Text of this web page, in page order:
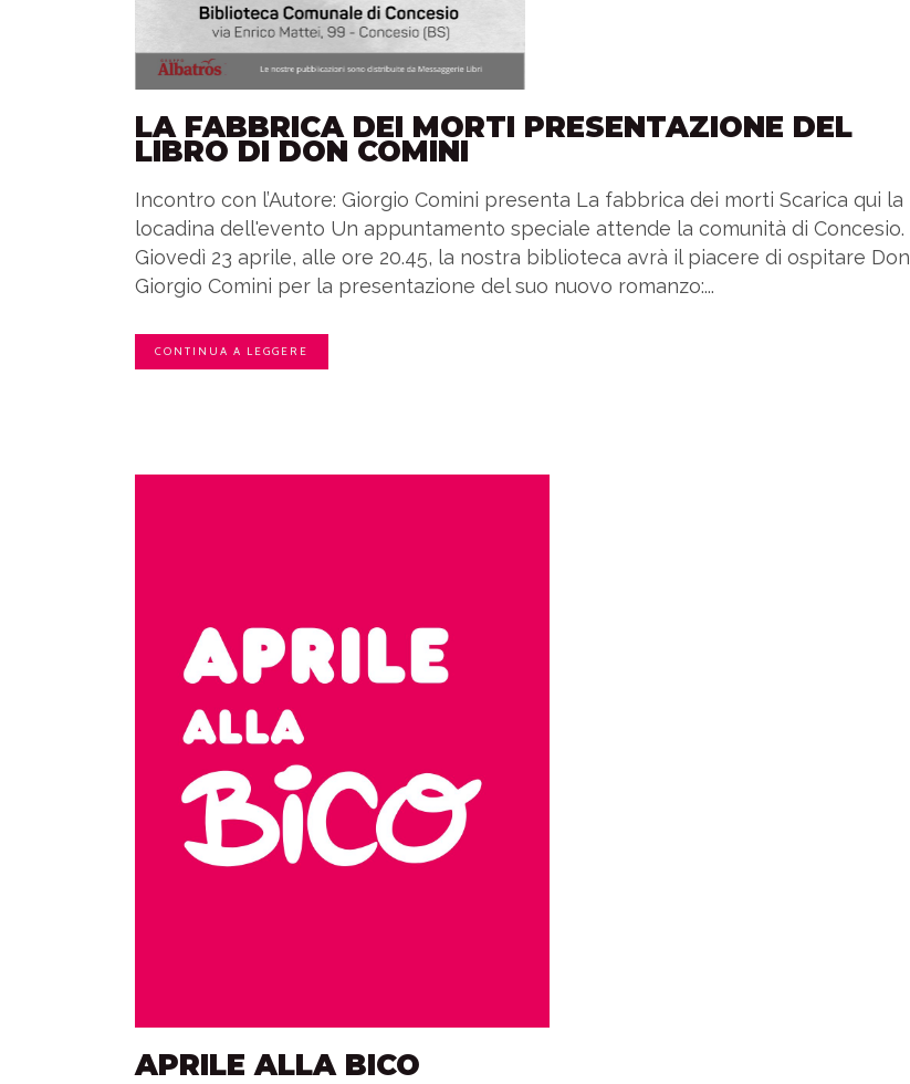
LA FABBRICA DEI MORTI PRESENTAZIONE DEL
LIBRO DI DON COMINI
Incontro con l’Autore: Giorgio Comini presenta La fabbrica dei morti Scarica qui la
locadina dell'evento Un appuntamento speciale attende la comunità di Concesio.
Giovedì 23 aprile, alle ore 20.45, la nostra biblioteca avrà il piacere di ospitare Don
Giorgio Comini per la presentazione del suo nuovo romanzo:...
CONTINUA A LEGGERE
APRILE ALLA BICO